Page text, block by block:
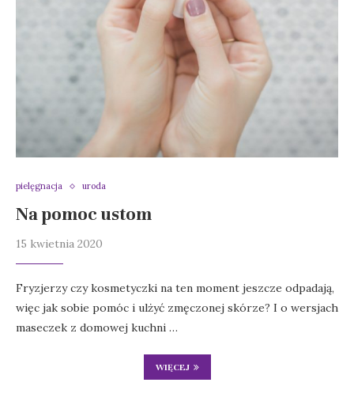
pielęgnacja uroda
Na pomoc ustom
15 kwietnia 2020
Fryzjerzy czy kosmetyczki na ten moment jeszcze odpadają,
więc jak sobie pomóc i ulżyć zmęczonej skórze? I o wersjach
maseczek z domowej kuchni …
WIĘCEJ